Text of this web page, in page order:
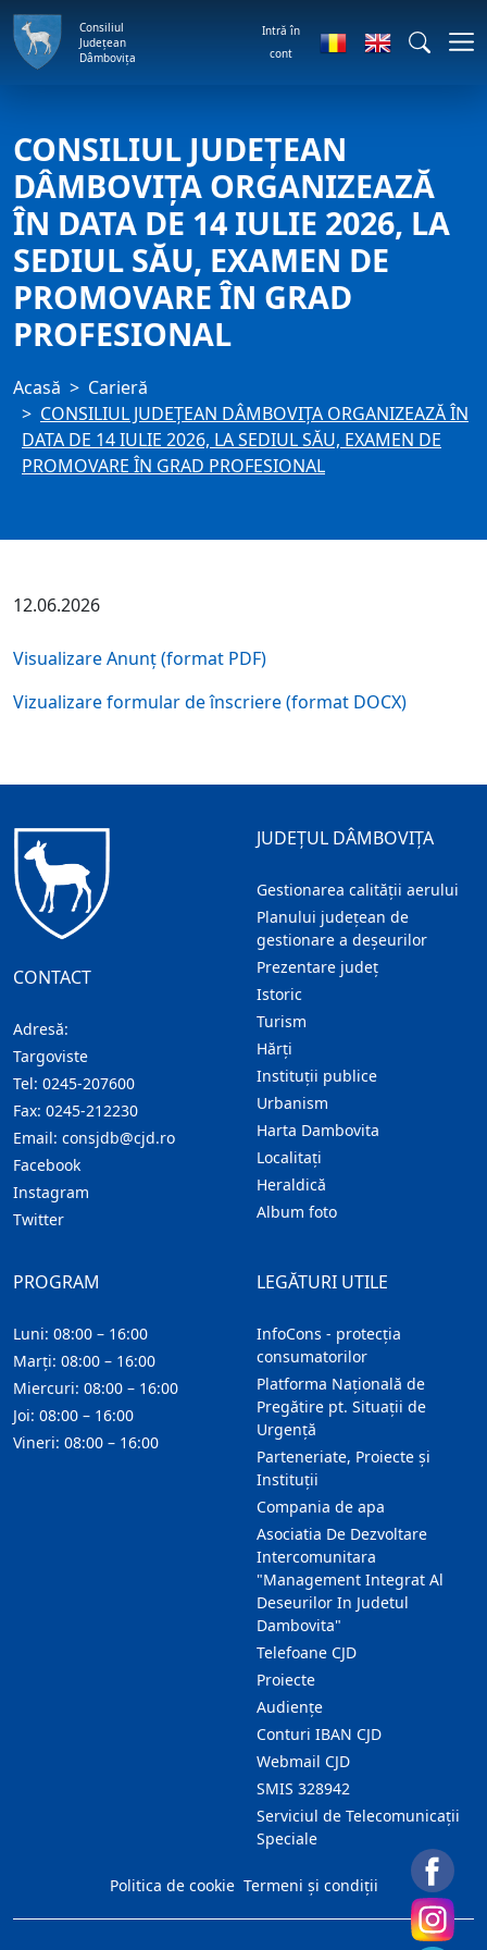
Consiliul
Județean
Dâmbovița
Intră în
cont
CONSILIUL JUDEȚEAN
DÂMBOVIȚA ORGANIZEAZĂ
ÎN DATA DE 14 IULIE 2026, LA
SEDIUL SĂU, EXAMEN DE
PROMOVARE ÎN GRAD
PROFESIONAL
Acasă
Carieră
CONSILIUL JUDEȚEAN DÂMBOVIȚA ORGANIZEAZĂ ÎN
DATA DE 14 IULIE 2026, LA SEDIUL SĂU, EXAMEN DE
PROMOVARE ÎN GRAD PROFESIONAL
12.06.2026
Visualizare Anunț (format PDF)
Vizualizare formular de înscriere (format DOCX)
CONTACT
Adresă:
Targoviste
Tel: 0245-207600
Fax: 0245-212230
Email: consjdb@cjd.ro
Facebook
Instagram
Twitter
JUDEȚUL DÂMBOVIȚA
Gestionarea calității aerului
Planului județean de
gestionare a deșeurilor
Prezentare judeţ
Istoric
Turism
Hărţi
Instituţii publice
Urbanism
Harta Dambovita
Localitaţi
Heraldică
Album foto
LEGĂTURI UTILE
InfoCons - protecția
consumatorilor
Platforma Națională de
Pregătire pt. Situații de
Urgență
Parteneriate, Proiecte și
Instituții
Compania de apa
Asociatia De Dezvoltare
Intercomunitara
"Management Integrat Al
Deseurilor In Judetul
Dambovita"
Telefoane CJD
Proiecte
Audienţe
Conturi IBAN CJD
Webmail CJD
SMIS 328942
Serviciul de Telecomunicații
Speciale
PROGRAM
Luni: 08:00 – 16:00
Marți: 08:00 – 16:00
Miercuri: 08:00 – 16:00
Joi: 08:00 – 16:00
Vineri: 08:00 – 16:00
Politica de cookie Termeni și condiții